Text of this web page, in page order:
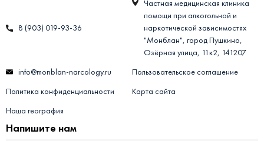
8 (903) 019-93-36
Частная медицинская клиника
помощи при алкогольной и
наркотической зависимостях
"Монблан", город Пушкино,
Озёрная улица, 11к2, 141207
info@monblan-narcology.ru
Пользовательское соглашение
Политика конфиденциальности
Карта сайта
Наша география
Напишите нам